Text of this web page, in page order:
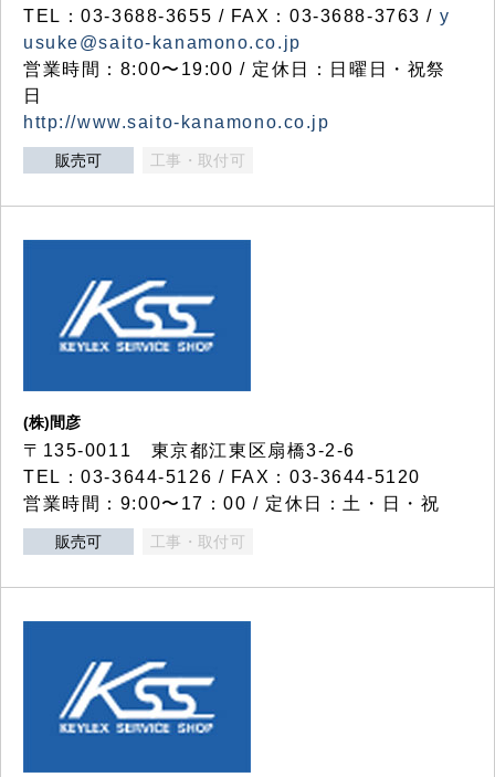
TEL：03-3688-3655 / FAX：03-3688-3763 / y
usuke@saito-kanamono.co.jp
営業時間：8:00〜19:00 / 定休日：日曜日・祝祭
日
http://www.saito-kanamono.co.jp
販売可 工事・取付可
(株)間彦
〒135-0011 東京都江東区扇橋3-2-6
TEL：03-3644-5126 / FAX：03-3644-5120
営業時間：9:00〜17：00 / 定休日：土・日・祝
販売可 工事・取付可